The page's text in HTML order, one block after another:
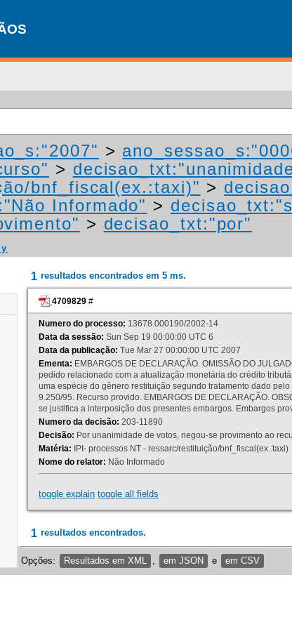
>
>
bnf_fiscal(ex.:taxi)" >
Informado" >
> decisao_txt:"por"
1 resultados encontrados em 5 ms.
4709829 #
Numero do processo: 13678.000190/2002-14
Data da sessão: Sun Sep 19 00:00:00 UTC 6
Data da publicação: Tue Mar 27 00:00:00 UTC 2007
Ementa: EMBARGOS DE DECLARAÇÃO. OMISSÃO DO
pedido relacionado com a atualização monetária do crédito
uma espécie do gênero restituição segundo tratamento dado
9.250/95. Recurso provido. EMBARGOS DE DECLARAÇÃO.
se justifica a interposição dos presentes embargos. Embargos
Numero da decisão: 203-11890
Decisão: Por unanimidade de votos, negou-se provimento ao
Matéria: IPI- processos NT - ressarc/restituição/bnf_fiscal(ex.:taxi)
Nome do relator: Não Informado
toggle explain toggle all fields
1 resultados encontrados.
Opções: Resultados em XML em JSON e em CSV